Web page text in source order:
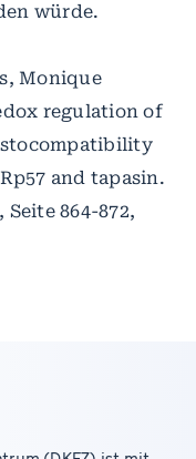
würde.
Monique
regulation of
and tapasin.
864-872,